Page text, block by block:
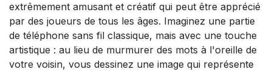
extrêmement amusant et créatif qui peut être apprécié
par des joueurs de tous les âges. Imaginez une partie
de téléphone sans fil classique, mais avec une touche
artistique : au lieu de murmurer des mots à l'oreille de
votre voisin, vous dessinez une image qui représente